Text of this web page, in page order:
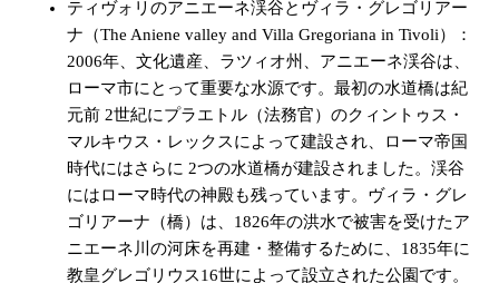
ティヴォリのアニエーネ渓谷とヴィラ・グレゴリアー
ナ（The Aniene valley and Villa Gregoriana in Tivoli）：
2006年、文化遺産、ラツィオ州、アニエーネ渓谷は、
ローマ市にとって重要な水源です。最初の水道橋は紀
元前 2世紀にプラエトル（法務官）のクィントゥス・
マルキウス・レックスによって建設され、ローマ帝国
時代にはさらに 2つの水道橋が建設されました。渓谷
にはローマ時代の神殿も残っています。ヴィラ・グレ
ゴリアーナ（橋）は、1826年の洪水で被害を受けたア
ニエーネ川の河床を再建・整備するために、1835年に
教皇グレゴリウス16世によって設立された公園です。